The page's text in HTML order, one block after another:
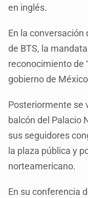
en inglés.
En la
de BTS, la
reconocimiento de
gobierno de
Posteriormente se
balcón del Palacio
sus seguidores
la plaza pública y
norteamericano.
En su conferencia